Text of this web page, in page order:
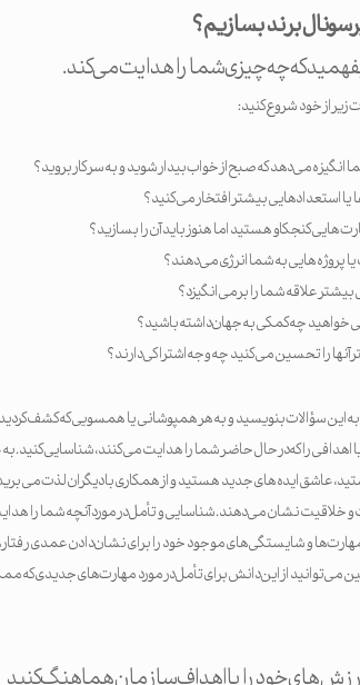
برند بسازیم؟
که چه چیزی شما را هدایت می کند.
زیر از خود شروع کنید:
انگیزه می دهد که صبح از خواب بیدار شوید و به سر کار بروید؟
یا استعدادهایی بیشتر افتخار می کنید؟
هایی کنجکاو هستید اما هنوز باید آن را بسازید؟
پروژه هایی به شما انرژی می دهند؟
علاقه شما را برمی انگیزد؟
خواهید چه کمکی به جهان داشته باشید؟
آنها را تحسین می کنید چه وجه اشتراکی دارند؟
این سؤالات بنویسید و به هر همپوشانی یا همسویی که کشف
اهدافی را که در حال حاضر شما را هدایت می کنند، شناسایی
عاشق ایده های جدید هستید و از همکاری با دیگران لذت می
خلاقیت نشان می دهند. شناسایی و تأمل در مورد آنچه شما را
و شایستگی‌های موجود خود را برای نشان دادن عمدی
می‌توانید از این دانش برای تأمل در مورد مهارت‌های جدیدی که
های خود را با اهداف سازمان هماهنگ کنید